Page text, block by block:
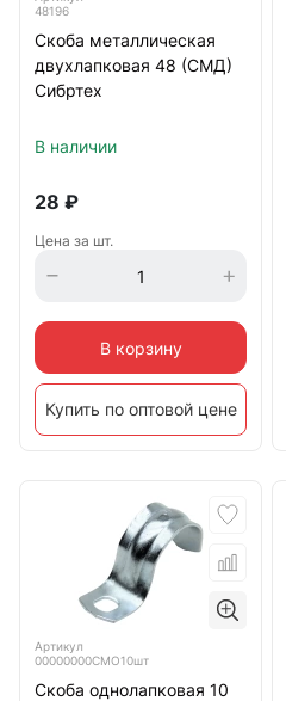
48196
Скоба металлическая
двухлапковая 48 (СМД)
Сибртех
В наличии
28 ₽
Цена за шт.
В корзину
Купить по оптовой цене
Артикул
00000000СМО10шт
Скоба однолапковая 10